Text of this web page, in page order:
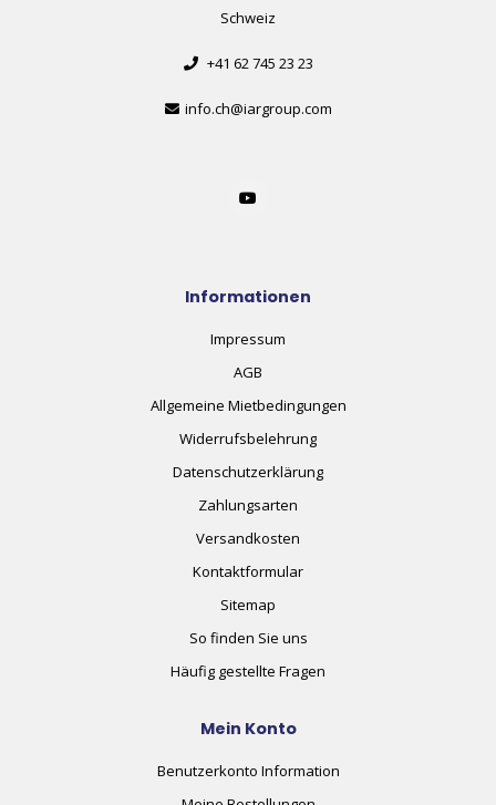
Schweiz
+41 62 745 23 23
info.ch@iargroup.com
Informationen
Impressum
AGB
Allgemeine Mietbedingungen
Widerrufsbelehrung
Datenschutzerklärung
Zahlungsarten
Versandkosten
Kontaktformular
Sitemap
So finden Sie uns
Häufig gestellte Fragen
Mein Konto
Benutzerkonto Information